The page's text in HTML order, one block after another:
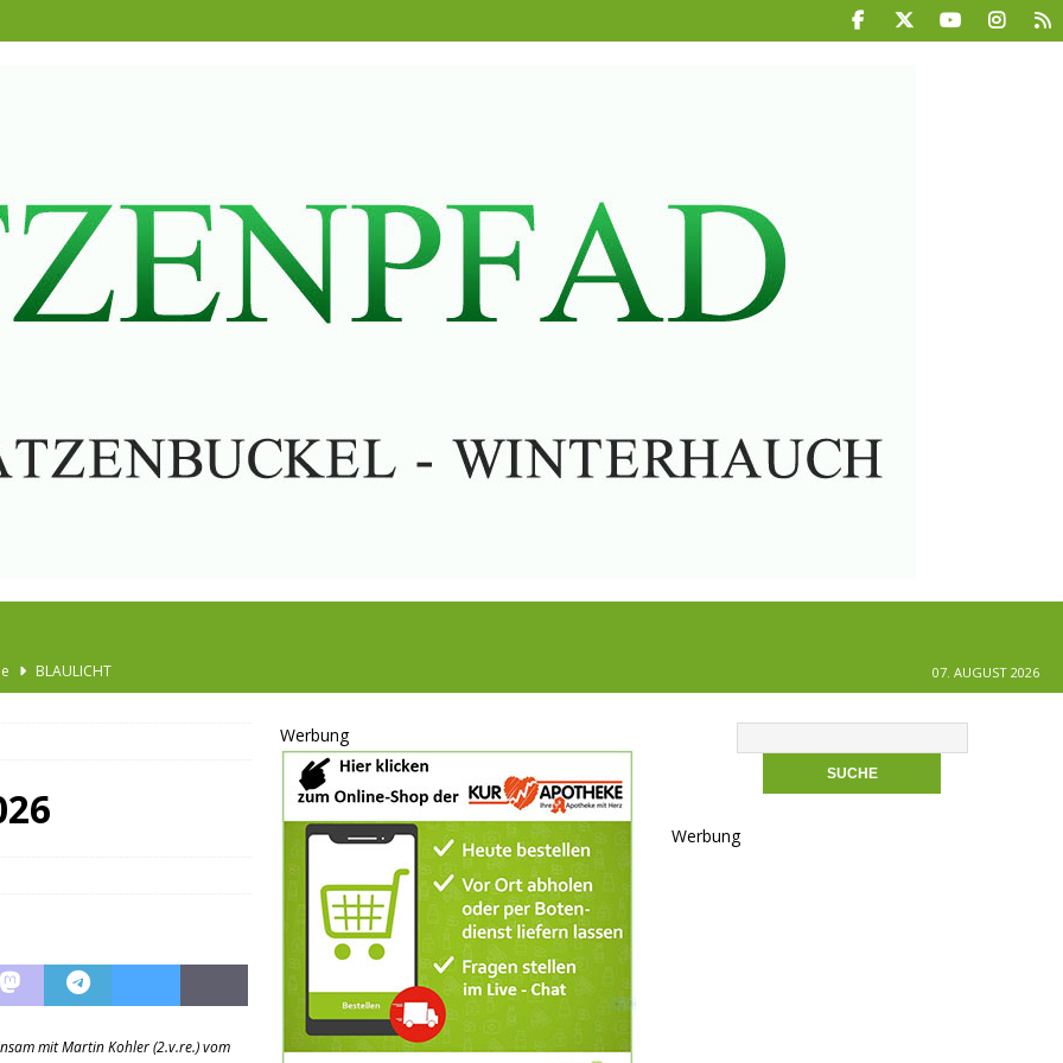
TOP
GESELLSCHAFT
SONSTIGES
07. AUGUST 2026
mit Martin Kohler (2.v.re.) vom
Werbung
Werbung